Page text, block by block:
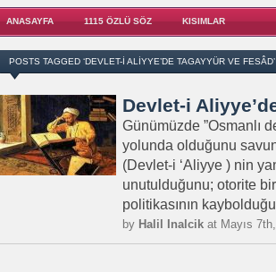
ANASAYFA 1115 ÖZLÜ SÖZ KISIMLAR
POSTS TAGGED ‘DEVLET-I ALIYYE’DE TAGAYYÜR VE FESÂD’
Devlet-i
Günümüzde ”Osmanlı
yolunda olduğunu
(Devlet-i ‘Aliyye ) nin
unutulduğunu; otorite
politikasının
by Halil Inalcik at Mayıs